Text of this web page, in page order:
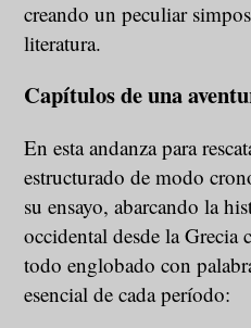
creando un peculiar
literatura.
Capítulos de una
En esta andanza para
estructurado de modo
su ensayo, abarcando la
occidental desde la Grecia
todo englobado con
esencial de cada período: